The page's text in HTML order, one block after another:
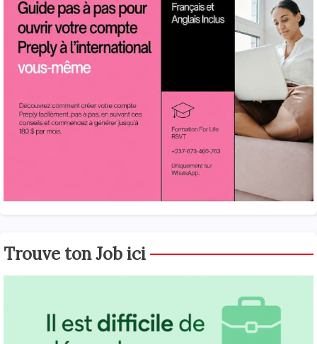
Trouve ton Job ici